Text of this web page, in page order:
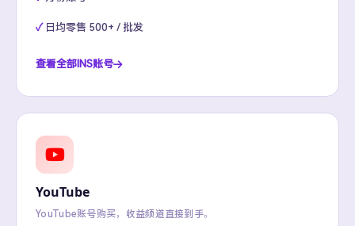
日均零售 500+ / 批发
查看全部INS账号
YouTube
YouTube账号购买，收益频道直接到手。